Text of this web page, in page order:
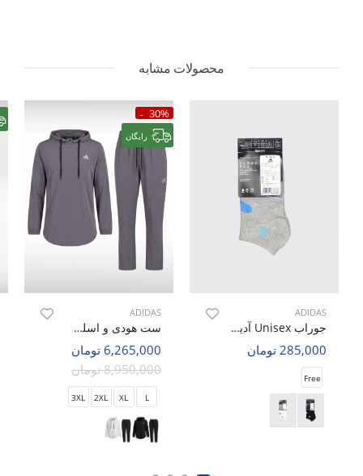
محصولات مشابه
ADIDAS
جوراب Unisex آدیداس Adidas Rom U
285,000 تومان
Free
30%
رایگان
ADIDAS
ست هودی و اسلش ورزشی زنانه آدیداس Adidas Aero Flex Hoodie W
6,265,000 تومان
8,950,000 تومان
L
XL
2XL
3XL